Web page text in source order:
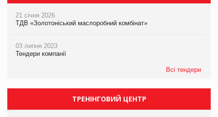
21 січня 2026
ТДВ «Золотоніський маслоробний комбінат»
03 липня 2023
Тендери компанії
Всі тендери
ТРЕНІНГОВИЙ ЦЕНТР